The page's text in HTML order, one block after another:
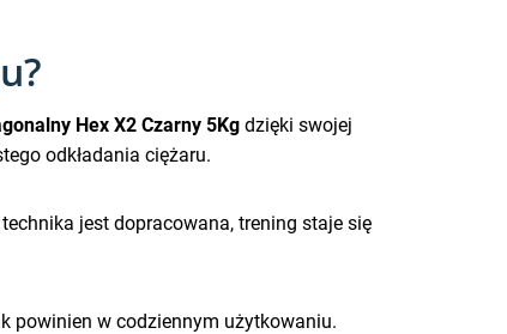
Hex X2 Czarny 5Kg dzięki swojej
odkładania ciężaru.
jest dopracowana, trening staje się
powinien w codziennym użytkowaniu.